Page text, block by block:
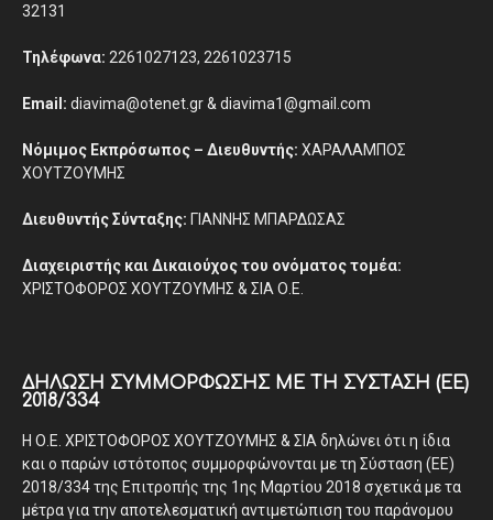
32131
Τηλέφωνα: 2261027123, 2261023715
Email: diavima@otenet.gr & diavima1@gmail.com
Νόμιμος Εκπρόσωπος – Διευθυντής: ΧΑΡΑΛΑΜΠΟΣ
ΧΟΥΤΖΟΥΜΗΣ
Διευθυντής Σύνταξης: ΓΙΑΝΝΗΣ ΜΠΑΡΔΩΣΑΣ
Διαχειριστής και Δικαιούχος του ονόματος τομέα:
ΧΡΙΣΤΟΦΟΡΟΣ ΧΟΥΤΖΟΥΜΗΣ & ΣΙΑ Ο.Ε.
ΔΉΛΩΣΗ ΣΥΜΜΌΡΦΩΣΗΣ ΜΕ ΤΗ ΣΎΣΤΑΣΗ (ΕΕ)
2018/334
Η Ο.Ε. ΧΡΙΣΤΟΦΟΡΟΣ ΧΟΥΤΖΟΥΜΗΣ & ΣΙΑ δηλώνει ότι η ίδια
και ο παρών ιστότοπος συμμορφώνονται με τη Σύσταση (ΕΕ)
2018/334 της Επιτροπής της 1ης Μαρτίου 2018 σχετικά με τα
μέτρα για την αποτελεσματική αντιμετώπιση του παράνομου